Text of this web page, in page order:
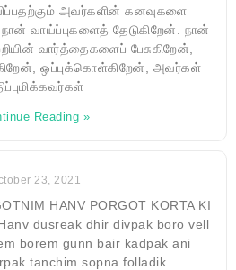
அவர்களின் கனவுகளை
வாய்ப்புகளைத் தேடுகிறேன். நான்
வார்த்தைகளைப் பேசுகிறேன்,
ஒப்புக்கொள்கிறேன், அவர்கள்
Reading »
23, 2021
HANV PORGOT KORTA KI
dusreak dhir divpak boro vell
borem gunn bair kadpak ani
tanchim sopna folladik